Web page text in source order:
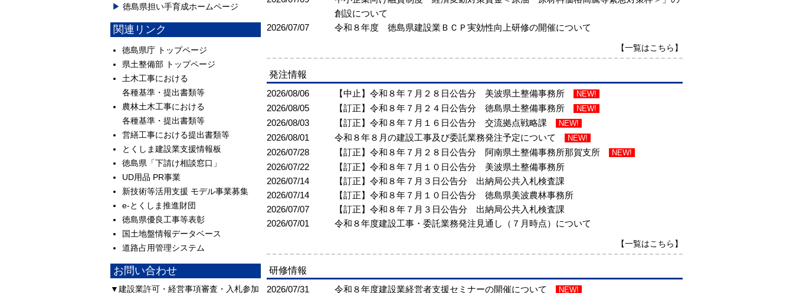
創設について
2026/07/07
令和８年度 徳島県建設業ＢＣＰ実効性向上研修の開催について
【一覧はこちら】
発注情報
2026/08/06
【中止】令和８年７月２８日公告分 美波県土整備事務所 NEW!
2026/08/05 【訂正】令和８年７月２４日公告分 徳島県土整備事務所 NEW!
2026/08/03 【訂正】令和８年７月１６日公告分 交流拠点戦略課 NEW!
2026/08/01 令和８年８月の建設工事及び委託業務発注予定について NEW!
2026/07/28 【訂正】令和８年７月２８日公告分 阿南県土整備事務所那賀支所 NEW!
2026/07/22
【訂正】令和８年７月１０日公告分 美波県土整備事務所
2026/07/14
【訂正】令和８年７月３日公告分 出納局公共入札検査課
2026/07/14
【訂正】令和８年７月１０日公告分 徳島県美波農林事務所
2026/07/07
【訂正】令和８年７月３日公告分 出納局公共入札検査課
2026/07/01
令和８年度建設工事・委託業務発注見通し（７月時点）について
【一覧はこちら】
研修情報
2026/07/31
令和８年度建設業経営者支援セミナーの開催について NEW!
徳島県担い手育成ホームページ
関連リンク
徳島県庁 トップページ
県土整備部 トップページ
土木工事における
各種基準・提出書類等
農林土木工事における
各種基準・提出書類等
営繕工事における提出書類等
とくしま建設業支援情報板
徳島県「下請け相談窓口」
UD用品 PR事業
新技術等活用支援 モデル事業募集
e-とくしま推進財団
徳島県優良工事等表彰
国土地盤情報データベース
道路占用管理システム
お問い合わせ
▼建設業許可・経営事項審査・入札参加